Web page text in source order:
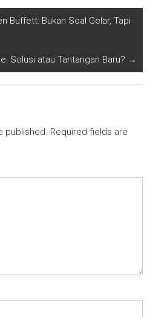
Buffett: Bukan Soal Gelar, Tapi
Solusi atau Tantangan Baru? →
published. Required fields are